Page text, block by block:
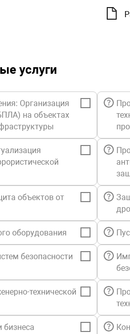
услуги
Организация
на объектах
объектов от
оборудования
безопасности
технической
бизнеса